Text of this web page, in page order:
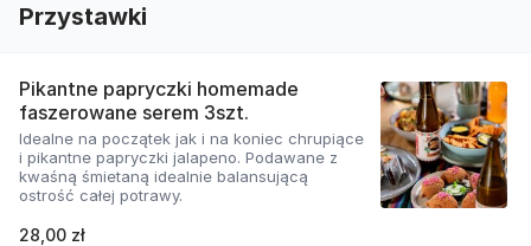
Przystawki
Pikantne papryczki homemade
faszerowane serem 3szt.
Idealne na początek jak i na koniec chrupiące
i pikantne papryczki jalapeno. Podawane z
kwaśną śmietaną idealnie balansującą
ostrość całej potrawy.
28,00 zł